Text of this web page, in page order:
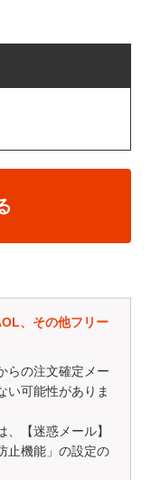
、その他フリー
らの注文確定メー
い可能性がありま
【迷惑メール】
止機能」の設定の